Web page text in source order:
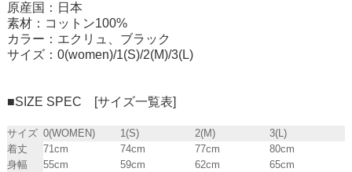
原産国：日本
素材：コットン100%
カラー：エクリュ、ブラック
サイズ：0(women)/1(S)/2(M)/3(L)
■SIZE SPEC [サイズ一覧表]
サイズ 0(WOMEN) 1(S) 2(M)
3(L)
着丈
71cm 74cm 77cm
80cm
身幅
55cm 59cm 62cm
65cm